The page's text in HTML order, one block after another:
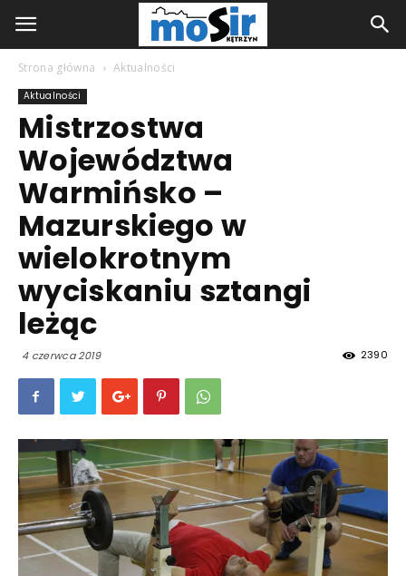
Strona główna Aktualności
Aktualności
Mistrzostwa
Województwa
Warmińsko –
Mazurskiego w
wielokrotnym
wyciskaniu sztangi
leżąc
4 czerwca 2019 2390